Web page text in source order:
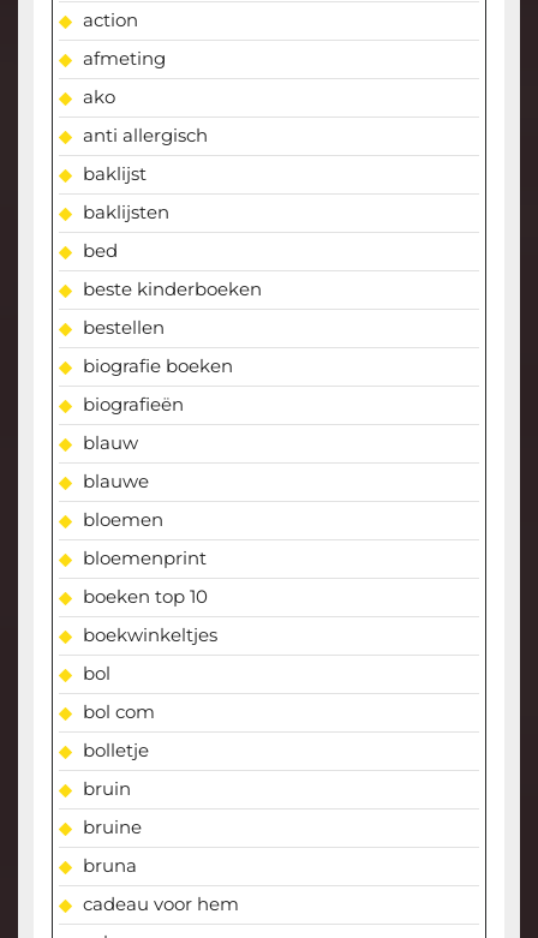
action
afmeting
ako
anti allergisch
baklijst
baklijsten
bed
beste kinderboeken
bestellen
biografie boeken
biografieën
blauw
blauwe
bloemen
bloemenprint
boeken top 10
boekwinkeltjes
bol
bol com
bolletje
bruin
bruine
bruna
cadeau voor hem